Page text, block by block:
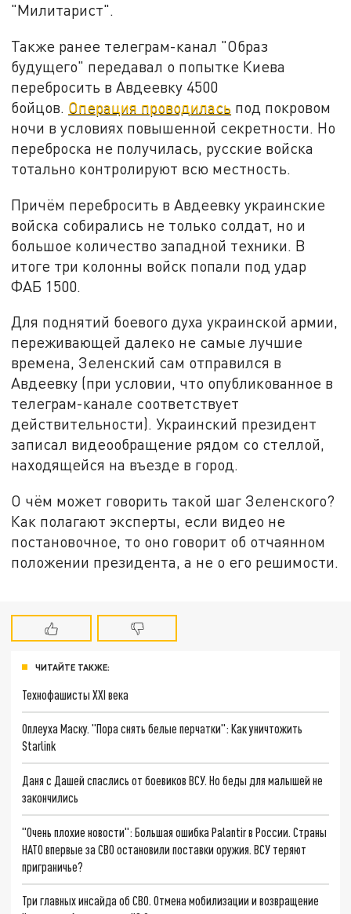
"Милитарист".
Также ранее телеграм-канал "Образ
будущего" передавал о попытке Киева
перебросить в Авдеевку 4500
бойцов. Операция проводилась под покровом
ночи в условиях повышенной секретности. Но
переброска не получилась, русские войска
тотально контролируют всю местность.
Причём перебросить в Авдеевку украинские
войска собирались не только солдат, но и
большое количество западной техники. В
итоге три колонны войск попали под удар
ФАБ 1500.
Для поднятий боевого духа украинской армии,
переживающей далеко не самые лучшие
времена, Зеленский сам отправился в
Авдеевку (при условии, что опубликованное в
телеграм-канале соответствует
действительности). Украинский президент
записал видеообращение рядом со стеллой,
находящейся на въезде в город.
О чём может говорить такой шаг Зеленского?
Как полагают эксперты, если видео не
постановочное, то оно говорит об отчаянном
положении президента, а не о его решимости.
ЧИТАЙТЕ ТАКЖЕ:
Технофашисты XXI века
Оплеуха Маску. "Пора снять белые перчатки": Как уничтожить
Starlink
Даня с Дашей спаслись от боевиков ВСУ. Но беды для малышей не
закончились
"Очень плохие новости": Большая ошибка Palantir в России. Страны
НАТО впервые за СВО остановили поставки оружия. ВСУ теряют
приграничье?
Три главных инсайда об СВО. Отмена мобилизации и возвращение